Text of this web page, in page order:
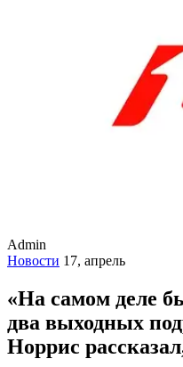
Admin
Новости 17, апрель
«На самом деле
два выходных
Норрис